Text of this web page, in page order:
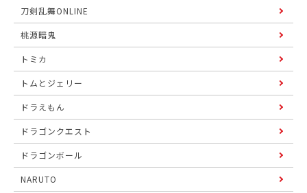
刀剣乱舞ONLINE
桃源暗鬼
トミカ
トムとジェリー
ドラえもん
ドラゴンクエスト
ドラゴンボール
NARUTO